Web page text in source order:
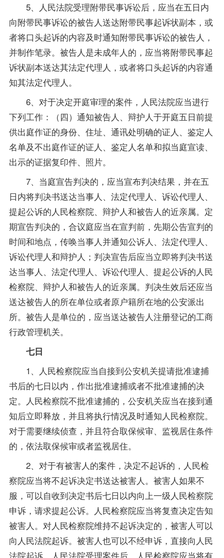
5、人民法院受理附带民事诉讼后，应当在五日内
向附带民事诉讼的被告人送达附带民事起诉状副本，或
者将口头起诉的内容及时通知附带民事诉讼的被告人，
并制作笔录。被告人是未成年人的，应当将附带民事起
诉状副本送达其法定代理人，或者将口头起诉的内容通
知其法定代理人。
6、对于决定开庭审理的案件，人民法院应当进行
下列工作：（四）通知被告人、辩护人于开庭五日前提
供出庭作证的身份、住址、通讯处明确的证人、鉴定人
名单及不出庭作证的证人、鉴定人名单和拟当庭宣读、
出示的证据复印件、照片。
7、当庭宣告判决的，应当宣布判决结果，并在五
日内将判决书送达当事人、法定代理人、诉讼代理人、
提起公诉的人民检察院、辩护人和被告人的近亲属。定
期宣告判决的，合议庭应当在宣判前，先期公告宣判的
时间和地点，传唤当事人并通知公诉人、法定代理人、
诉讼代理人和辩护人；判决宣告后应当立即将判决书送
达当事人、法定代理人、诉讼代理人、提起公诉的人民
检察院、辩护人和被告人的近亲属。判决生效后还应当
送达被告人的所在单位或者原户籍所在地的公安派出
所。被告人是单位的，应当送达被告人注册登记的工商
行政管理机关。
七日
1、人民检察院应当自接到公安机关提请批准逮捕
书后的七日以内，作出批准逮捕或者不批准逮捕的决
定。人民检察院不批准逮捕的，公安机关应当在接到通
知后立即释放，并且将执行情况及时通知人民检察院。
对于需要继续侦查，并且符合取保候审、监视居住条件
的，依法取保候审或者监视居住。
2、对于有被害人的案件，决定不起诉的，人民检
察院应当将不起诉决定书送达被害人。被害人如果不
服，可以自收到决定书后七日以内向上一级人民检察院
申诉，请求提起公诉。人民检察院应当将复查决定告知
被害人。对人民检察院维持不起诉决定的，被害人可以
向人民法院起诉。被害人也可以不经申诉，直接向人民
法院起诉。人民法院受理案件后，人民检察院应当将有